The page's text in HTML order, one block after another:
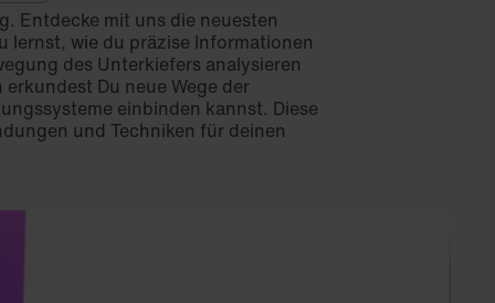
Entdecke mit uns die neuesten
wie du präzise Informationen
des Unterkiefers analysieren
Du neue Wege der
einbinden kannst. Diese
und Techniken für deinen